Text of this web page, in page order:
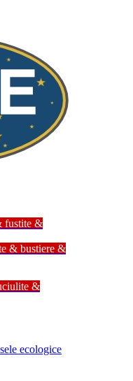
fustite &
& bustiere &
&
ecologice